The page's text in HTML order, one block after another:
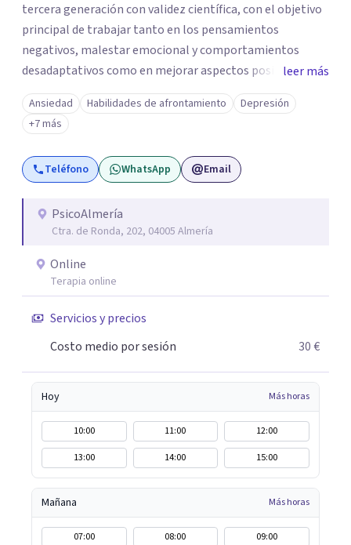
tercera generación con validez científica, con el objetivo
principal de trabajar tanto en los pensamientos
negativos, malestar emocional y comportamientos
desadaptativos como en mejorar aspectos positivos,
habilidades y desarrollo personal. ¡Tus objetivos son los
míos y juntos los alcanzaremos!. Mi objetivo principal es
que consigas el bienestar y equilibrio que buscas, siendo
consciente de que cada persona es diferente y por ello
inicialmente realizaremos una adecuada evaluación para
personalizado. Utilizo diferentes técnicas psicológicas
aunque mi especialidad es la hipnosis clínica, como
eficacia, reduciendo el tiempo de tratamiento y
consiguiendo cambios positivos desde la primera sesión.
¿Tienes dudas de cómo enfocaré tu problema o situación?
momento de dar el paso a una nueva etapa en tu vida.
leer más
Ansiedad Habilidades de afrontamiento
Depresión
+7 más
Teléfono WhatsApp Email
PsicoAlmería
Ctra. de Ronda, 202, 04005 Almería
Online
Terapia online
Servicios y precios
Costo medio por sesión
30 €
Hoy Más horas
10:00 11:00
12:00
13:00
14:00 15:00
Mañana Más horas
07:00 08:00
09:00